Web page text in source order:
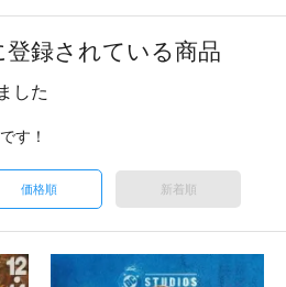
登録されている商品
した
す！
価格順 新着順